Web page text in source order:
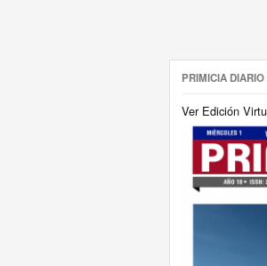
PRIMICIA DIARIO
Ver Edición